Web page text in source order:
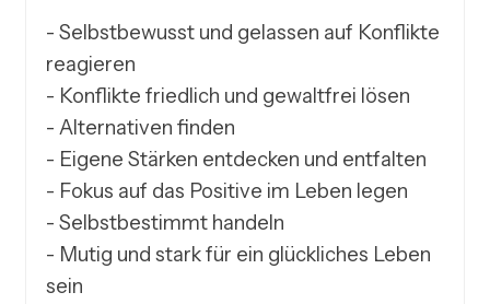
- Selbstbewusst und gelassen auf Konflikte
reagieren
- Konflikte friedlich und gewaltfrei lösen
- Alternativen finden
- Eigene Stärken entdecken und entfalten
- Fokus auf das Positive im Leben legen
- Selbstbestimmt handeln
- Mutig und stark für ein glückliches Leben
sein